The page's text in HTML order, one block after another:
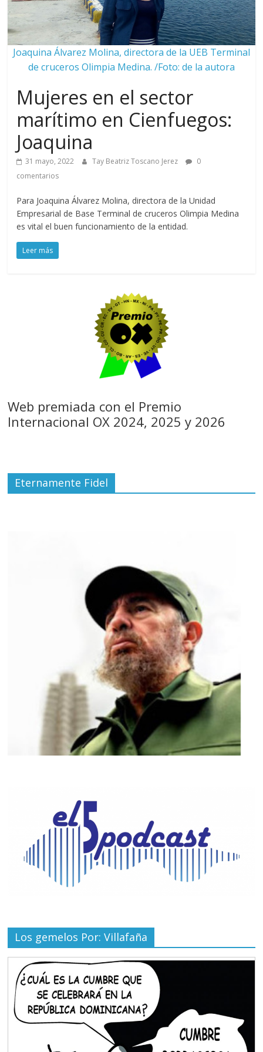
Joaquina Álvarez Molina, directora de la UEB Terminal
de cruceros Olimpia Medina. /Foto: de la autora
Mujeres en el sector
marítimo en Cienfuegos:
Joaquina
31 mayo, 2022 Tay Beatriz Toscano Jerez
0
comentarios
Para Joaquina Álvarez Molina, directora de la Unidad
Empresarial de Base Terminal de cruceros Olimpia Medina
es vital el buen funcionamiento de la entidad.
Leer más
Web premiada con el Premio
Internacional OX 2024, 2025 y 2026
Eternamente Fidel
Los gemelos Por: Villafaña